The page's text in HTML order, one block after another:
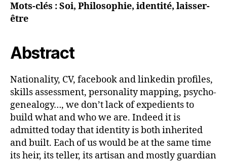
Mots-clés : Soi, Philosophie, identité, laisser-
être
Abstract
Nationality, CV, facebook and linkedin profiles,
skills assessment, personality mapping, psycho-
genealogy…, we don’t lack of expedients to
build what and who we are. Indeed it is
admitted today that identity is both inherited
and built. Each of us would be at the same time
its heir, its teller, its artisan and mostly guardian